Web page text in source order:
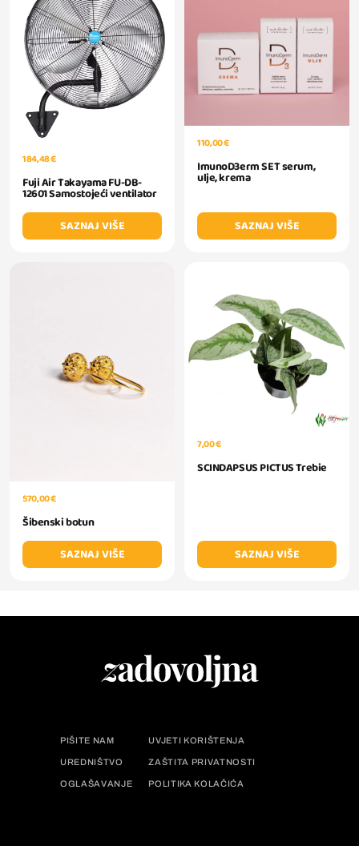
184,48 €
Fuji Air Takayama FU-DB-
12601 Samostojeći ventilator
SAZNAJ VIŠE
110,00 €
ImunoD3erm SET serum,
ulje, krema
SAZNAJ VIŠE
570,00 €
Šibenski botun
SAZNAJ VIŠE
7,00 €
SCINDAPSUS PICTUS Trebie
SAZNAJ VIŠE
PIŠITE NAM UVJETI KORIŠTENJA
UREDNIŠTVO ZAŠTITA PRIVATNOSTI
OGLAŠAVANJE POLITIKA KOLAČIĆA